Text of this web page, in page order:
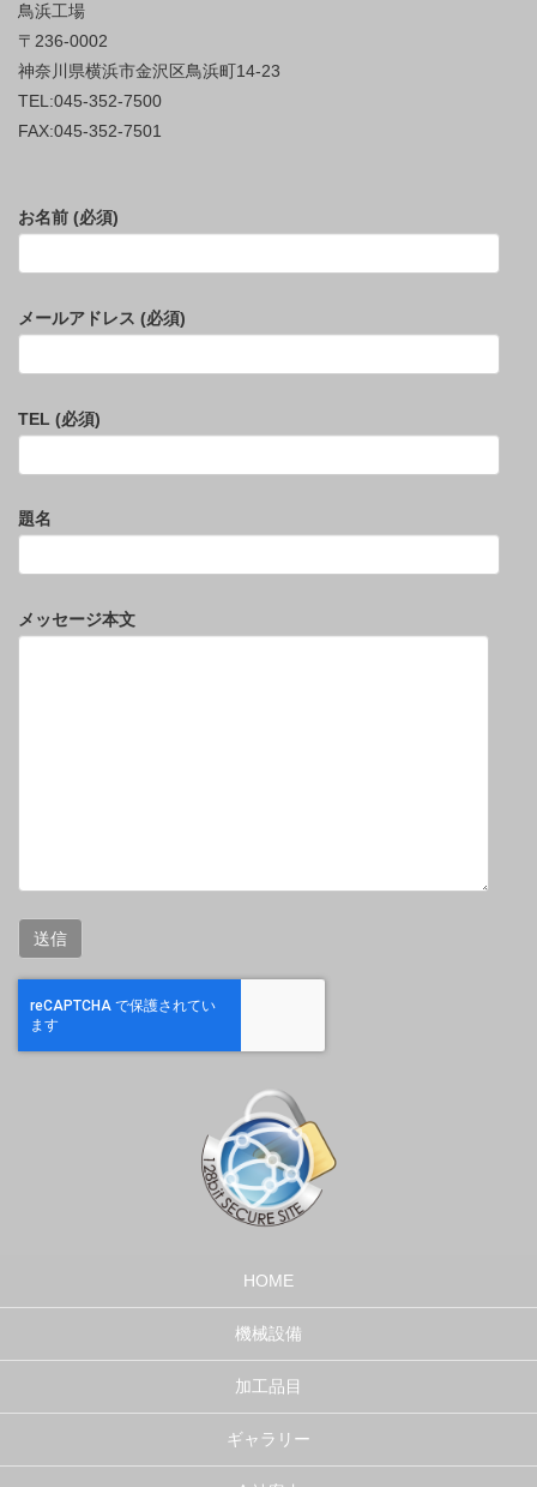
鳥浜工場
〒236-0002
神奈川県横浜市金沢区鳥浜町14-23
TEL:045-352-7500
FAX:045-352-7501
お名前 (必須)
メールアドレス (必須)
TEL (必須)
題名
メッセージ本文
HOME
機械設備
加工品目
ギャラリー